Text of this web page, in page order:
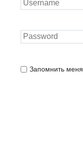
Запомнить меня